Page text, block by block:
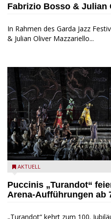
Fabrizio Bosso & Julian
In Rahmen des Garda Jazz
& Julian Oliver Mazzariello...
Turandot in der Arena von
AKTUELL
Puccinis „Turandot“
Arena-Aufführungen ab
„Turandot“ kehrt zum 100.